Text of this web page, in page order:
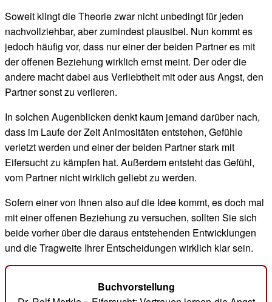
Soweit klingt die Theorie zwar nicht unbedingt für jeden
nachvollziehbar, aber zumindest plausibel. Nun kommt es
jedoch häufig vor, dass nur einer der beiden Partner es mit
der offenen Beziehung wirklich ernst meint. Der oder die
andere macht dabei aus Verliebtheit mit oder aus Angst, den
Partner sonst zu verlieren.
In solchen Augenblicken denkt kaum jemand darüber nach,
dass im Laufe der Zeit Animositäten entstehen, Gefühle
verletzt werden und einer der beiden Partner stark mit
Eifersucht zu kämpfen hat. Außerdem entsteht das Gefühl,
vom Partner nicht wirklich geliebt zu werden.
Sofern einer von Ihnen also auf die Idee kommt, es doch mal
mit einer offenen Beziehung zu versuchen, sollten Sie sich
beide vorher über die daraus entstehenden Entwicklungen
und die Tragweite Ihrer Entscheidungen wirklich klar sein.
Buchvorstellung